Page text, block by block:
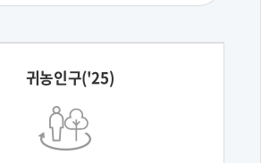
귀농인구('25)